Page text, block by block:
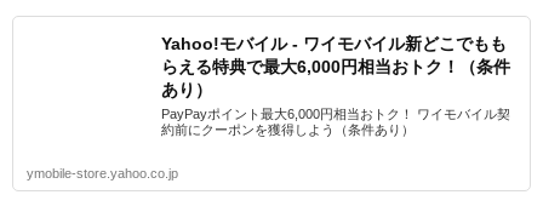
Yahoo!モバイル - ワイモバイル新どこでもも
らえる特典で最大6,000円相当おトク！（条件
あり）
PayPayポイント最大6,000円相当おトク！ ワイモバイル契
約前にクーポンを獲得しよう（条件あり）
ymobile-store.yahoo.co.jp